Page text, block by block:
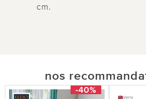
cm.
nos
-40%